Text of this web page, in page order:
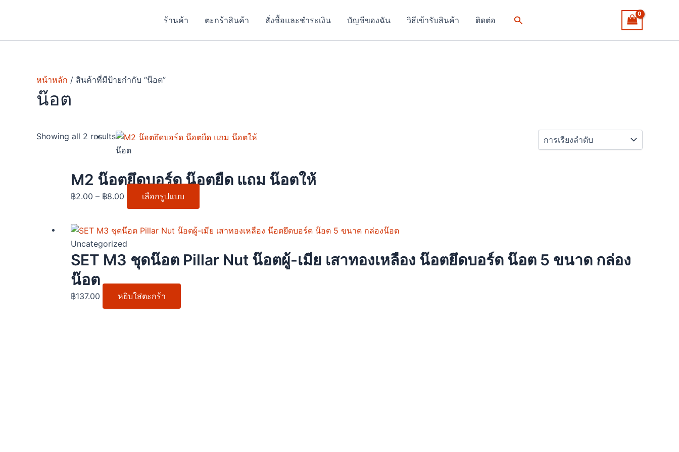
ร้านค้า ตะกร้าสินค้า สั่งซื้อและชำระเงิน บัญชีของฉัน วิธีเข้ารับสินค้า ติดต่อ Search
หน้าหลัก / สินค้าที่มีป้ายกำกับ “น๊อต”
น๊อต
Showing all 2 results
น๊อต
M2 น๊อตยึดบอร์ด น๊อตยืด แถม น๊อตให้
฿2.00 – ฿8.00
Price
range:
through
฿8.00
เลือกรูปแบบ
This
multiple
variants.
may
chosen
on
Uncategorized
SET M3 ชุดน๊อต Pillar Nut น๊อตผู้-เมีย เสาทองเหลือง น๊อตยึดบอร์ด น๊อต 5 ขนาด กล่อง
น๊อต
฿137.00 หยิบใส่ตะกร้า